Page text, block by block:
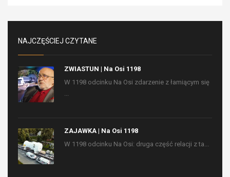
NAJCZĘŚCIEJ CZYTANE
ZWIASTUN | Na Osi 1198
W 1198 odcinku Na Osi zdarzenie z łamiącym się
ZAJAWKA | Na Osi 1198
W 1198 odcinku Na Osi: druga część relacji z ta...